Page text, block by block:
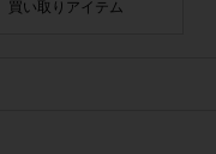
買い取りアイテム